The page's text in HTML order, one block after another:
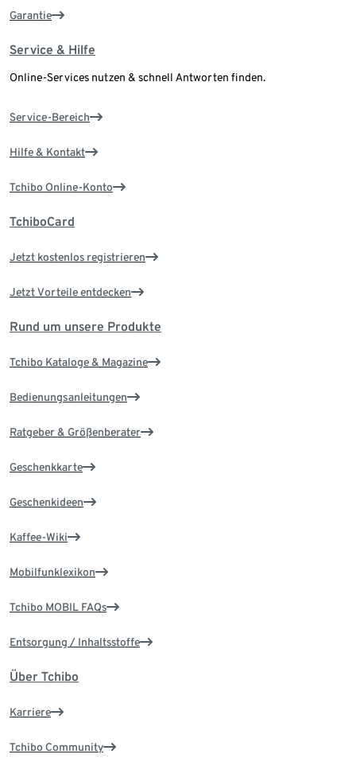
Garantie
Service & Hilfe
Online-Services nutzen & schnell Antworten finden.
Service-Bereich
Hilfe & Kontakt
Tchibo Online-Konto
TchiboCard
Jetzt kostenlos registrieren
Jetzt Vorteile entdecken
Rund um unsere Produkte
Tchibo Kataloge & Magazine
Bedienungsanleitungen
Ratgeber & Größenberater
Geschenkkarte
Geschenkideen
Kaffee-Wiki
Mobilfunklexikon
Tchibo MOBIL FAQs
Entsorgung / Inhaltsstoffe
Über Tchibo
Karriere
Tchibo Community